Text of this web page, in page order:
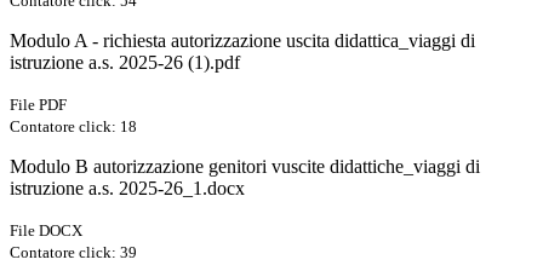
Modulo A - richiesta autorizzazione uscita didattica_viaggi di
istruzione a.s. 2025-26 (1).pdf
File PDF
Contatore click: 18
Modulo B autorizzazione genitori vuscite didattiche_viaggi di
istruzione a.s. 2025-26_1.docx
File DOCX
Contatore click: 39